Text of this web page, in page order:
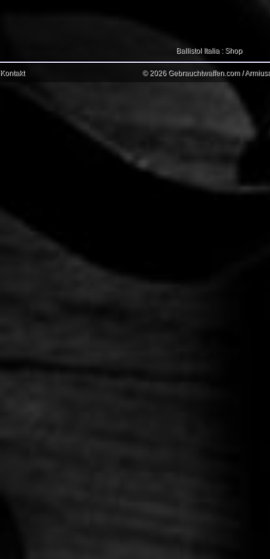
Ballistol Italia : Shop
Kontakt © 2026 Gebrauchtwaffen.com /